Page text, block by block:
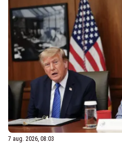
7 aug. 2026, 08:03